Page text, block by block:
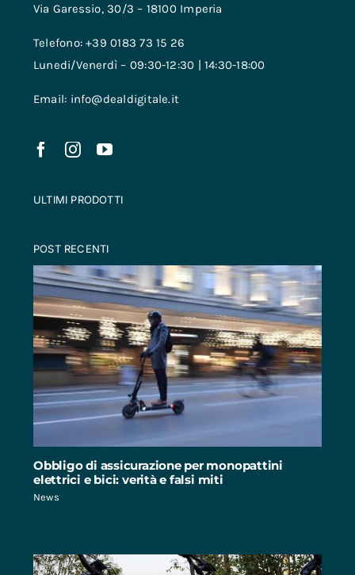
Via Garessio, 30/3 – 18100 Imperia
Telefono: +39 0183 73 15 26
Lunedi/Venerdì – 09:30-12:30 | 14:30-18:00
Email: info@dealdigitale.it
ULTIMI PRODOTTI
POST RECENTI
Obbligo di assicurazione per monopattini
elettrici e bici: verità e falsi miti
News